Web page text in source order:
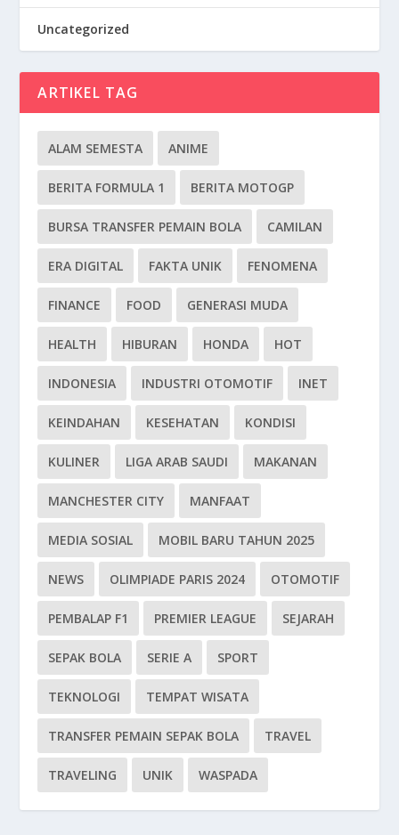
Uncategorized
ARTIKEL TAG
ALAM SEMESTA ANIME
BERITA FORMULA 1 BERITA MOTOGP
BURSA TRANSFER PEMAIN BOLA CAMILAN
ERA DIGITAL FAKTA UNIK FENOMENA
FINANCE FOOD GENERASI MUDA
HEALTH HIBURAN HONDA HOT
INDONESIA INDUSTRI OTOMOTIF INET
KEINDAHAN KESEHATAN KONDISI
KULINER LIGA ARAB SAUDI MAKANAN
MANCHESTER CITY MANFAAT
MEDIA SOSIAL MOBIL BARU TAHUN 2025
NEWS OLIMPIADE PARIS 2024 OTOMOTIF
PEMBALAP F1 PREMIER LEAGUE SEJARAH
SEPAK BOLA SERIE A SPORT
TEKNOLOGI TEMPAT WISATA
TRANSFER PEMAIN SEPAK BOLA TRAVEL
TRAVELING UNIK WASPADA